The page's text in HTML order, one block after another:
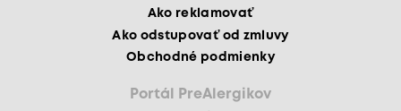
Ako reklamovať
Ako odstupovať od zmluvy
Obchodné podmienky
Portál PreAlergikov